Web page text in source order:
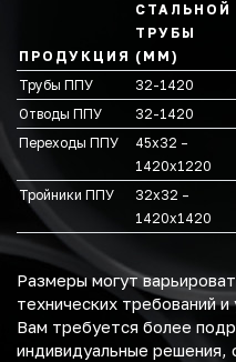
ПРОДУКЦИЯ
СТАЛЬНОЙ
ТРУБЫ
(ММ)
Трубы ППУ
32-1420
Отводы ППУ
32-1420
Переходы ППУ
45х32 –
1420х1220
Тройники ППУ
32х32 –
1420х1420
Размеры могут
технических требований и
Вам требуется более
индивидуальные решения,